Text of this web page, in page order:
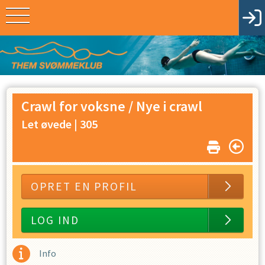
Crawl for voksne / Nye i crawl
Let øvede | 305
OPRET EN PROFIL
LOG IND
Info